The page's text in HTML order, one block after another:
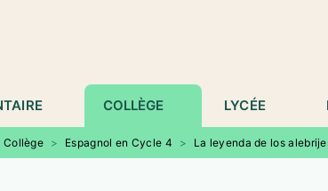
COLLÈGE LYCÉE
Collège > Espagnol en Cycle 4 > La leyenda de los